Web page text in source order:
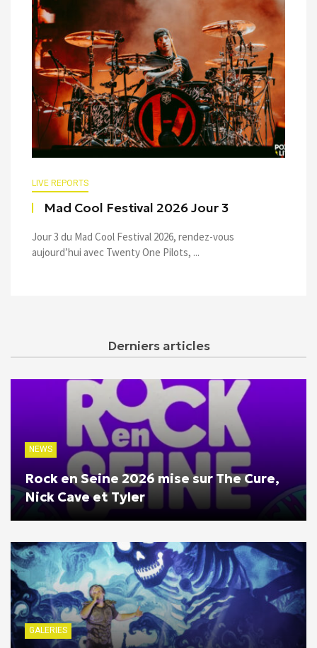
LIVE REPORTS
Mad Cool Festival 2026 Jour 3
Jour 3 du Mad Cool Festival 2026, rendez-vous
aujourd’hui avec Twenty One Pilots, ...
Derniers articles
NEWS
Rock en Seine 2026 mise sur The Cure,
Nick Cave et Tyler
GALERIES